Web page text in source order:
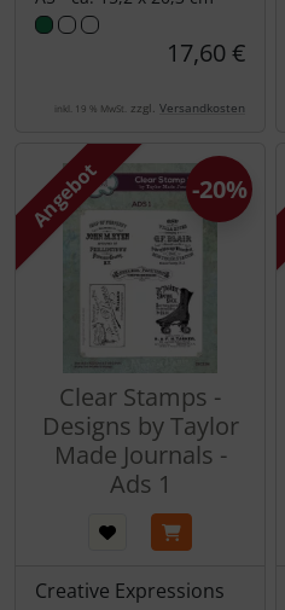
17,60 €
inkl. 19 % MwSt. zzgl. Versandkosten
Angebot
Clear Stamps -
Designs by Taylor
Made Journals -
Ads 1
Creative Expressions
-20%